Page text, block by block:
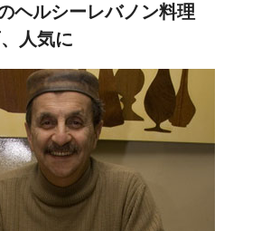
ヘルシーレバノン料理
人気に